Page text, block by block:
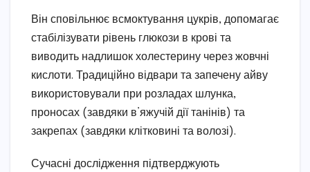
Він сповільнює всмоктування цукрів, допомагає
стабілізувати рівень глюкози в крові та
виводить надлишок холестерину через жовчні
кислоти. Традиційно відвари та запечену айву
використовували при розладах шлунка,
проносах (завдяки в’яжучій дії танінів) та
закрепах (завдяки клітковині та волозі).
Сучасні дослідження підтверджують